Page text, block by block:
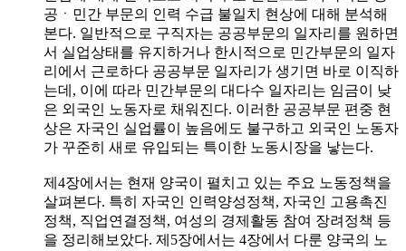
공ㆍ민간 부문의 인력 수급 불일치 현상에 대해 분석해
본다. 일반적으로 구직자는 공공부문의 일자리를 원하면
서 실업상태를 유지하거나 한시적으로 민간부문의 일자
리에서 근로하다 공공부문 일자리가 생기면 바로 이직하
는데, 이에 따라 민간부문의 대다수 일자리는 임금이 낮
은 외국인 노동자로 채워진다. 이러한 공공부문 편중 현
상은 자국인 실업률이 높음에도 불구하고 외국인 노동자
가 꾸준히 새로 유입되는 특이한 노동시장을 낳는다.
제4장에서는 현재 양국이 펼치고 있는 주요 노동정책을
살펴본다. 특히 자국인 인력양성정책, 자국인 고용촉진
정책, 직업연결정책, 여성의 경제활동 참여 장려정책 등
을 정리해보았다. 제5장에서는 4장에서 다룬 양국의 노